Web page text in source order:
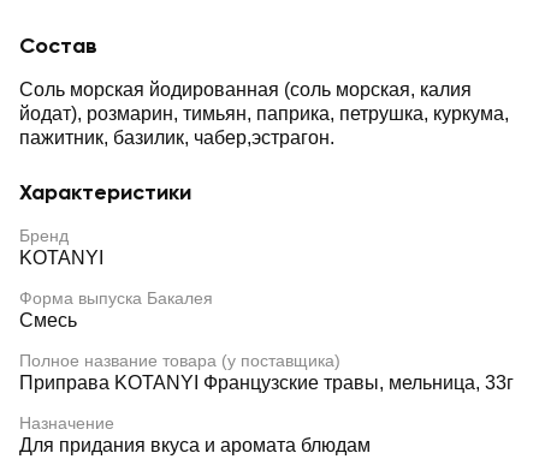
Состав
Соль морская йодированная (соль морская, калия
йодат), розмарин, тимьян, паприка, петрушка, куркума,
пажитник, базилик, чабер,эстрагон.
Характеристики
Бренд
KOTANYI
Форма выпуска Бакалея
Смесь
Полное название товара (у поставщика)
Приправа KOTANYI Французские травы, мельница, 33г
Назначение
Для придания вкуса и аромата блюдам